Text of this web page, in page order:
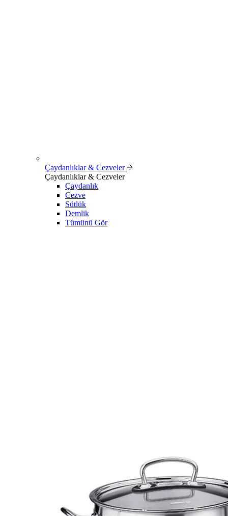
Çaydanlıklar & Cezveler
Çaydanlıklar & Cezveler
Çaydanlık
Cezve
Sütlük
Demlik
Tümünü Gör